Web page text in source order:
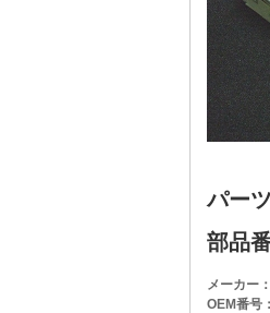
パー
部品
メーカー：
OEM番号：